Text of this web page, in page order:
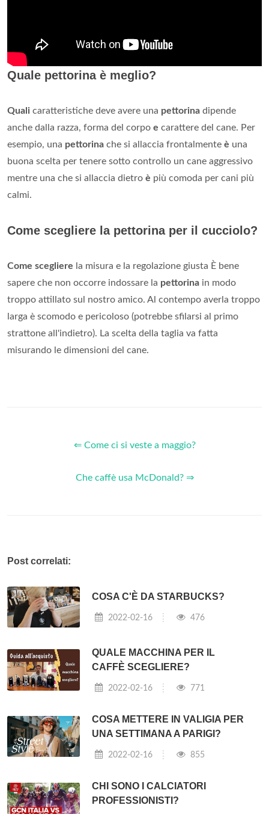
Quale pettorina è meglio?
Quali caratteristiche deve avere una pettorina dipende
anche dalla razza, forma del corpo e carattere del cane. Per
esempio, una pettorina che si allaccia frontalmente è una
buona scelta per tenere sotto controllo un cane aggressivo
mentre una che si allaccia dietro è più comoda per cani più
calmi.
Come scegliere la pettorina per il cucciolo?
Come scegliere la misura e la regolazione giusta È bene
sapere che non occorre indossare la pettorina in modo
troppo attillato sul nostro amico. Al contempo averla troppo
larga è scomodo e pericoloso (potrebbe sfilarsi al primo
strattone all'indietro). La scelta della taglia va fatta
misurando le dimensioni del cane.
⇐ Come ci si veste a maggio?
Che caffè usa McDonald? ⇒
Post correlati:
COSA C'È DA STARBUCKS?
2022-02-16 476
QUALE MACCHINA PER IL
CAFFÈ SCEGLIERE?
2022-02-16 771
COSA METTERE IN VALIGIA PER
UNA SETTIMANA A PARIGI?
2022-02-16 855
CHI SONO I CALCIATORI
PROFESSIONISTI?